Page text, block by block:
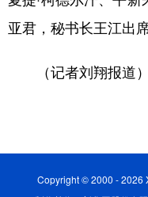
亚君，秘书长王江出席
（记者刘翔报道）
Copyright © 2000 -